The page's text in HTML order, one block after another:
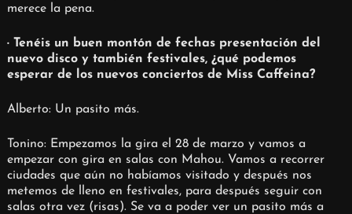
merece la pena.
· Tenéis un buen montón de fechas presentación del
nuevo disco y también festivales, ¿qué podemos
esperar de los nuevos conciertos de Miss Caffeina?
Alberto: Un pasito más.
Tonino: Empezamos la gira el 28 de marzo y vamos a
empezar con gira en salas con Mahou. Vamos a recorrer
ciudades que aún no habíamos visitado y después nos
metemos de lleno en festivales, para después seguir con
salas otra vez (risas). Se va a poder ver un pasito más a